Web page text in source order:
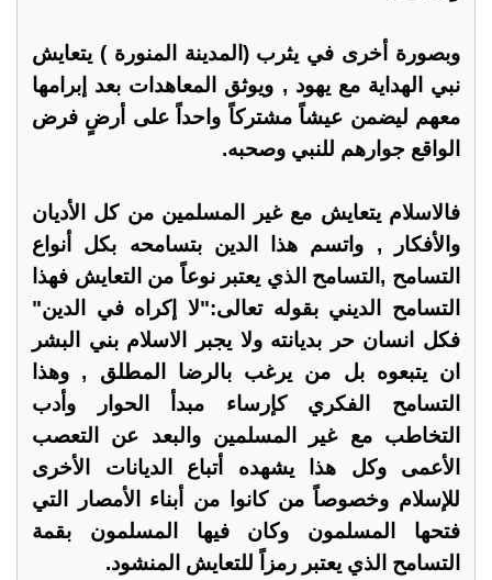
وبصورة أخرى في يثرب (المدينة المنورة ) يتعايش
نبي الهداية مع يهود , ويوثق المعاهدات بعد إبرامها
معهم ليضمن عيشاً مشتركاً واحداً على أرضٍ فرض
الواقع جوارهم للنبي وصحبه.
فالاسلام يتعايش مع غير المسلمين من كل الأديان
والأفكار , واتسم هذا الدين بتسامحه بكل أنواع
التسامح ,التسامح الذي يعتبر نوعاً من التعايش فهذا
التسامح الديني بقوله تعالى:"لا إكراه في الدين"
فكل انسان حر بديانته ولا يجبر الاسلام بني البشر
ان يتبعوه بل من يرغب بالرضا المطلق , وهذا
التسامح الفكري كإرساء مبدأ الحوار وأدب
التخاطب مع غير المسلمين والبعد عن التعصب
الأعمى وكل هذا يشهده أتباع الديانات الأخرى
للإسلام وخصوصاً من كانوا من أبناء الأمصار التي
فتحها المسلمون وكان فيها المسلمون بقمة
التسامح الذي يعتبر رمزاً للتعايش المنشود.